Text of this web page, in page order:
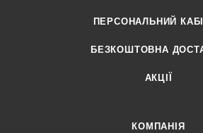
ПЕРСОНАЛЬНИЙ
БЕЗКОШТОВНА
АКЦІЇ
КОМПАНІЯ